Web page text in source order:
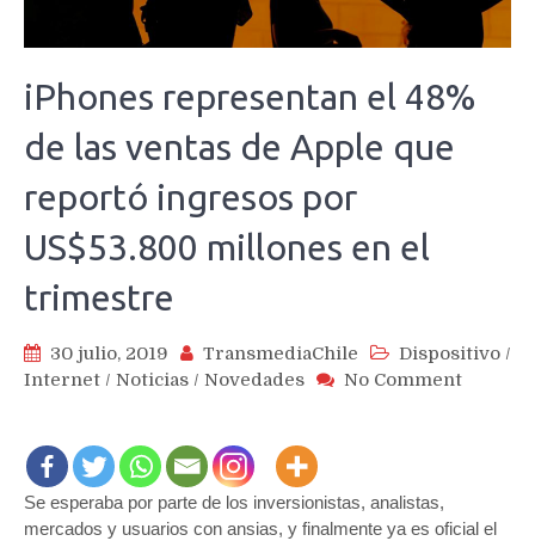
iPhones representan el 48%
de las ventas de Apple que
reportó ingresos por
US$53.800 millones en el
trimestre
30 julio, 2019 TransmediaChile Dispositivo /
Internet / Noticias / Novedades No Commenton
las
Se esperaba por parte de los inversionistas, analistas,
mercados y usuarios con ansias, y finalmente ya es oficial el